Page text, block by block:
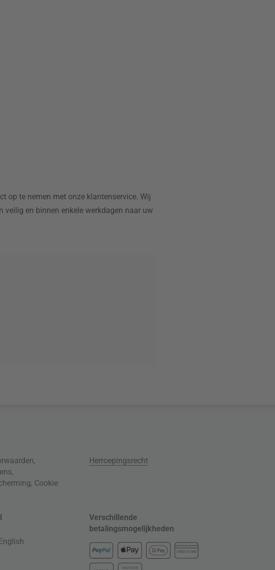
op te nemen met onze klantenservice. Wij
veilig en binnen enkele werkdagen naar uw
,
,
, Cookie
Herroepingsrecht
Verschillende
betalingsmogelijkheden
CREDITCARD
FACTUUR